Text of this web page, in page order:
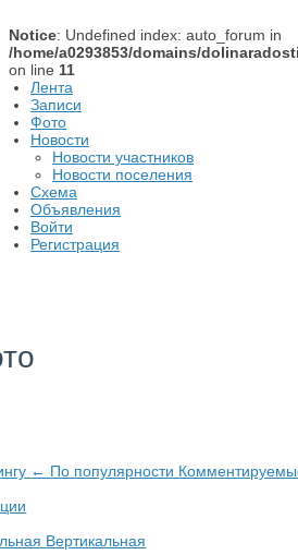
Notice: Undefined index: auto_forum in
/home/a0293853/domains/
on line 11
Лента
Записи
Фото
Новости
Новости участников
Новости поселения
Схема
Объявления
Войти
Регистрация
← По популярности
Вертикальная